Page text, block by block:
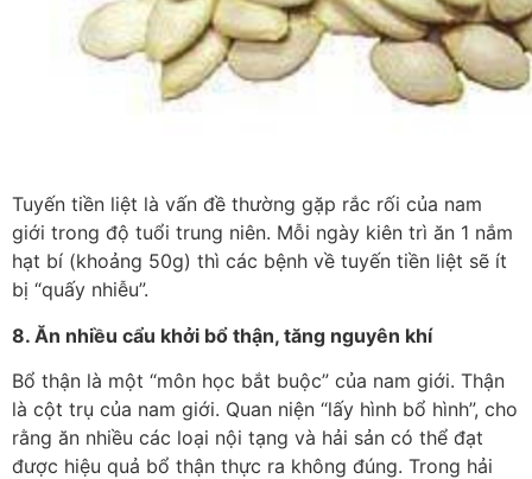
Tuyến tiền liệt là vấn đề thường gặp rắc rối của nam
giới trong độ tuổi trung niên. Mỗi ngày kiên trì ăn 1 nắm
hạt bí (khoảng 50g) thì các bệnh về tuyến tiền liệt sẽ ít
bị “quấy nhiễu”.
8. Ăn nhiều cẩu khởi bổ thận, tăng nguyên khí
Bổ thận là một “môn học bắt buộc” của nam giới. Thận
là cột trụ của nam giới. Quan niện “lấy hình bổ hình”, cho
rằng ăn nhiều các loại nội tạng và hải sản có thể đạt
được hiệu quả bổ thận thực ra không đúng. Trong hải